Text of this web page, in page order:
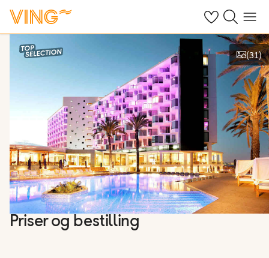
Se dine sparte
Søk påMeny
(31)
Priser og bestilling